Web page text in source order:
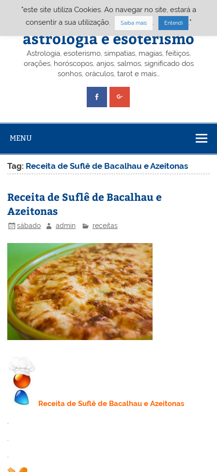
Portal A&E – Portal
astrologia e esoterismo
Astrologia, esoterismo, simpatias, magias, feitiços,
orações, horóscopos, anjos, salmos, significado dos
sonhos, oráculos, tarot e mais…
MENU
Tag: Receita de Suflê de Bacalhau e Azeitonas
Receita de Suflê de Bacalhau e
Azeitonas
sábado admin receitas
Receitade Suflê de Bacalhau e Azeitonas
.
.
"este site utiliza Cookies. Ao navegar no site, estará a
consentir a sua utilização.
Saiba mais Entendi ."